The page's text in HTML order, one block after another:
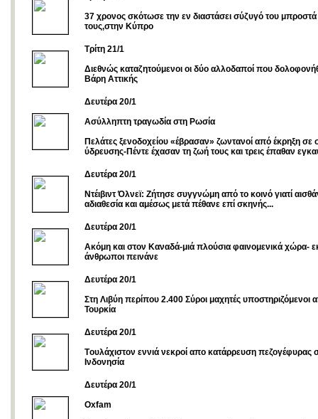
37 χρονος σκότωσε την εν διαστάσει σύζυγό του μπροστά
τους,στην Κύπρο
Tρίτη 21/1
Διεθνώς καταζητούμενοι οι δύο αλλοδαποί που
Βάρη Αττικής
Δευτέρα 20/1
Aσύλληπτη τραγωδία στη Ρωσία
Πελάτες ξενοδοχείου «έβρασαν» ζωντανοί από έκρηξη
ύδρευσης-Πέντε έχασαν τη ζωή τους και τρεις έπαθαν
Δευτέρα 20/1
Ντέιβιντ Όλνεϊ: Ζήτησε συγγνώμη από το κοινό γιατί
αδιαθεσία και αμέσως μετά πέθανε επί σκηνής...
Δευτέρα 20/1
Ακόμη και στον Καναδά-μιά πλούσια φαινομενικά χώρα-
άνθρωποι πεινάνε
Δευτέρα 20/1
Στη Λιβύη περίπου 2.400 Σύροι μαχητές υποστηριζόμενοι
Τουρκία
Δευτέρα 20/1
Tουλάχιστον εννιά νεκροί απο κατάρρευση πεζογέφυρας
Ινδονησία
Δευτέρα 20/1
Oxfam